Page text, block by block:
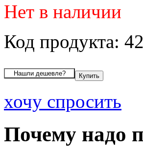
Нет в наличии
Код продукта:
хочу спросить
Почему надо